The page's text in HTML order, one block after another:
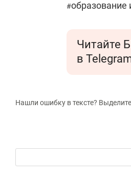
#образование
Читайте
в
Нашли ошибку в тексте?